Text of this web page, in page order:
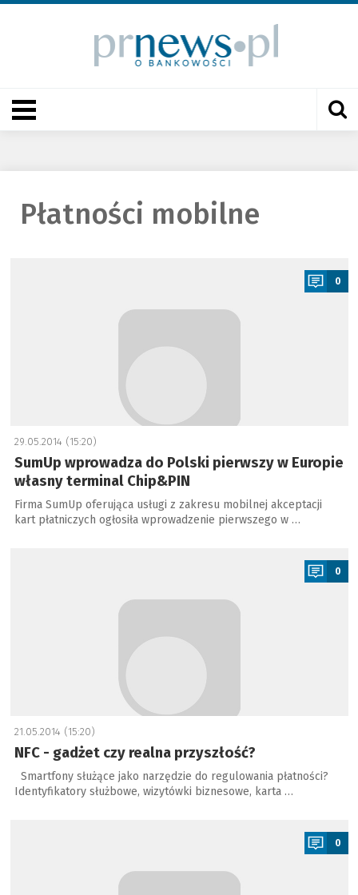
Płatności mobilne
0
29.05.2014 (15:20)
SumUp wprowadza do Polski pierwszy w Europie
własny terminal Chip&PIN
Firma SumUp oferująca usługi z zakresu mobilnej akceptacji
kart płatniczych ogłosiła wprowadzenie pierwszego w …
0
21.05.2014 (15:20)
NFC - gadżet czy realna przyszłość?
Smartfony służące jako narzędzie do regulowania płatności?
Identyfikatory służbowe, wizytówki biznesowe, karta …
0